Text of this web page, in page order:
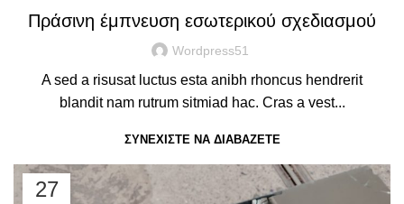
Πράσινη έμπνευση εσωτερικού σχεδιασμού
Wordpress51
A sed a risusat luctus esta anibh rhoncus hendrerit
blandit nam rutrum sitmiad hac. Cras a vest...
ΣΥΝΕΧΊΣΤΕ ΝΑ ΔΙΑΒΆΖΕΤΕ
27